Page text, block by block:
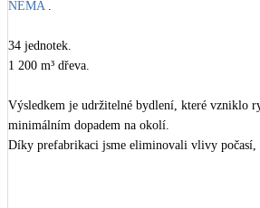
NEMA
34 jednotek.
1 200 m³ dřeva.
Výsledkem je udržitelné bydlení, které vzniklo
minimálním dopadem na okolí.
Díky prefabrikaci jsme eliminovali vlivy počasí,